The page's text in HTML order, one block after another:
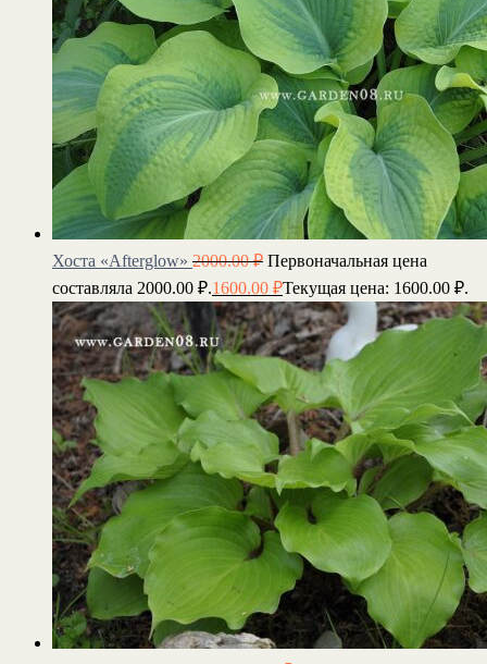
Хоста «Afterglow» 2000.00₽ Первоначальная цена
составляла 2000.00 ₽.1600.00 ₽Текущая цена: 1600.00 ₽.